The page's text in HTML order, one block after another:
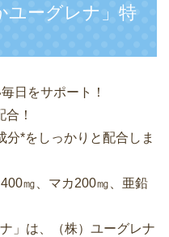
ユーグレナ」特
日をサポート！
！
分*をしっかりと配合しま
㎎、マカ200㎎、亜鉛
」は、（株）ユーグレナ